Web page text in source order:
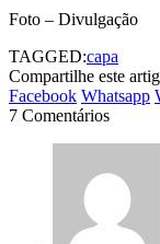
Foto – Divulgação
TAGGED:capa
Compartilhe este
Facebook Whatsapp
7 Comentários